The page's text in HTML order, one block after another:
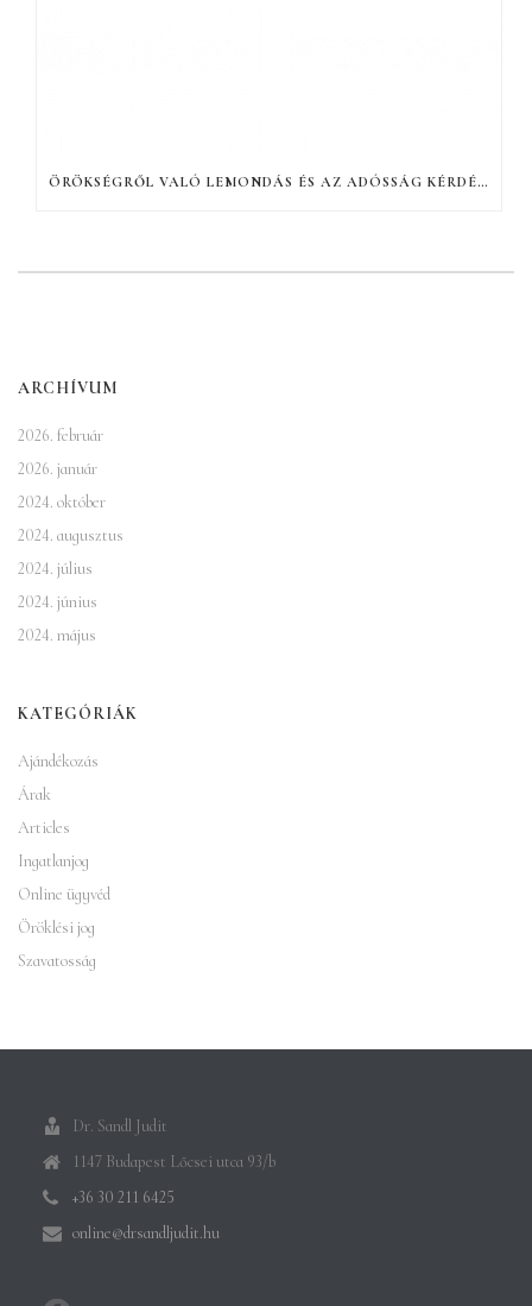
ÖRÖKSÉGRŐL VALÓ LEMONDÁS ÉS AZ ADÓSSÁG KÉRDÉSE
ARCHÍVUM
2026. február
2026. január
2024. október
2024. augusztus
2024. július
2024. június
2024. május
KATEGÓRIÁK
Ajándékozás
Árak
Articles
Ingatlanjog
Online ügyvéd
Öröklési jog
Szavatosság
Dr. Sandl Judit
1147 Budapest Lőcsei utca 93/b
+36 30 211 6425
online@drsandljudit.hu